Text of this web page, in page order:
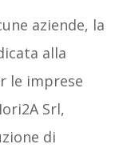
aziende, la
alla
le imprese
Srl,
di